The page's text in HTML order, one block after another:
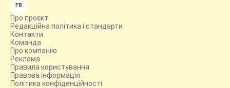
FB
Про проєкт
Редакційна політика і стандарти
Контакти
Команда
Про компанію
Реклама
Правила користування
Правова інформація
Політика конфіденційності